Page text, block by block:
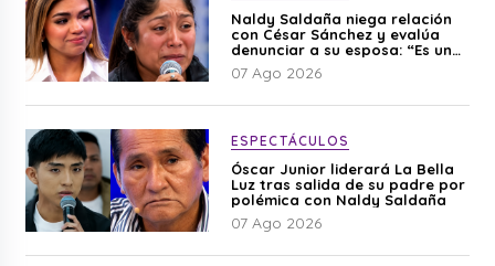
Naldy Saldaña niega relación
con César Sánchez y evalúa
denunciar a su esposa: “Es una
difamación”
07 Ago 2026
ESPECTÁCULOS
Óscar Junior liderará La Bella
Luz tras salida de su padre por
polémica con Naldy Saldaña
07 Ago 2026